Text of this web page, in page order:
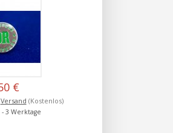
€
Versand (Kostenlos)
- 3 Werktage